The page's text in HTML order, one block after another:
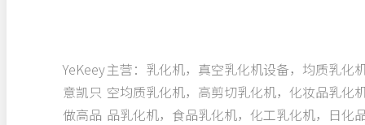
YeKeey
意凯只
做高品
主营：乳化机，真空乳化机设备，均质乳化
空均质乳化机，高剪切乳化机，化妆品乳化
品乳化机，食品乳化机，化工乳化机，日化